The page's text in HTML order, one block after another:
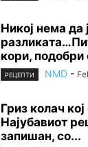
Никој нема да
кори, подобри
РЕЦЕПТИ NMD -
Гриз колач
Најубавиот
запишан, со...